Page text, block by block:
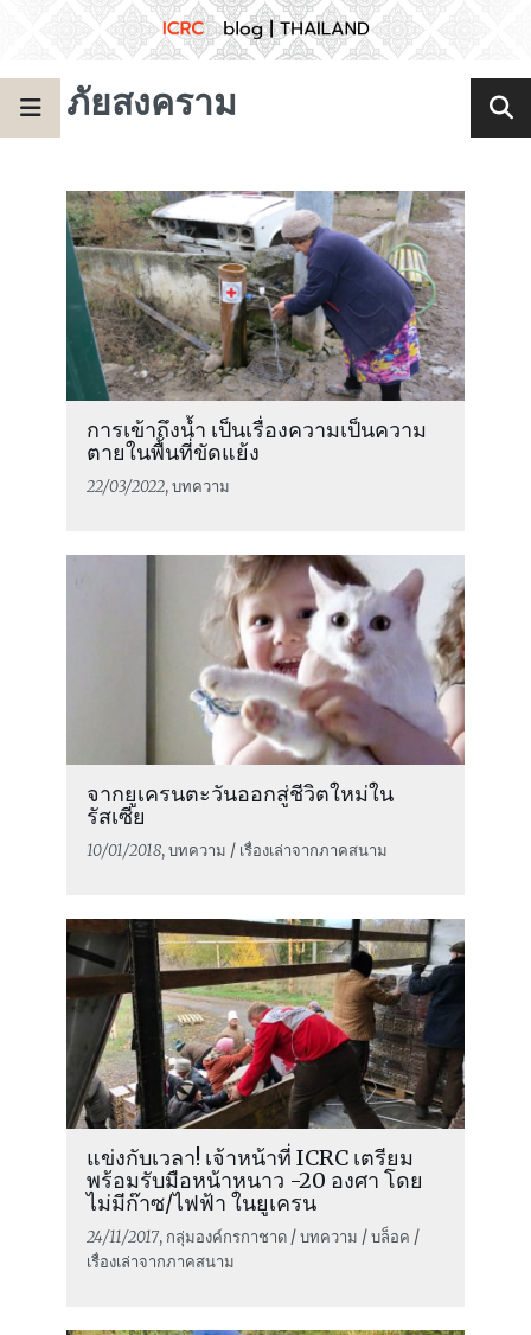
ภัยสงคราม
การเข้าถึงน้ำ เป็นเรื่องความเป็นความ
ตายในพื้นที่ขัดแย้ง
22/03/2022, บทความ
จากยูเครนตะวันออกสู่ชีวิตใหม่ใน
รัสเซีย
10/01/2018, บทความ / เรื่องเล่าจากภาคสนาม
แข่งกับเวลา! เจ้าหน้าที่ ICRC เตรียม
พร้อมรับมือหน้าหนาว -20 องศา โดย
ไม่มีก๊าซ/ไฟฟ้า ในยูเครน
24/11/2017, กลุ่มองค์กรกาชาด / บทความ / บล็อค /
เรื่องเล่าจากภาคสนาม